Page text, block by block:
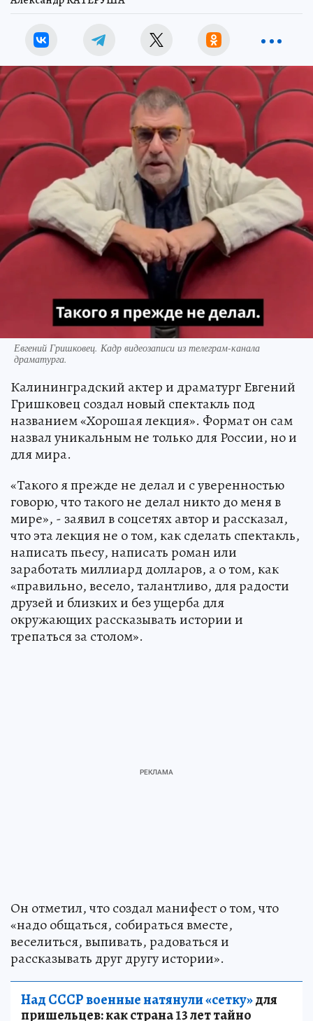
Евгений Гришковец. Кадр видеозаписи из телеграм-канала
драматурга.
Калининградский актер и драматург Евгений
Гришковец создал новый спектакль под
названием «Хорошая лекция». Формат он сам
назвал уникальным не только для России, но и
для мира.
«Такого я прежде не делал и с уверенностью
говорю, что такого не делал никто до меня в
мире», - заявил в соцсетях автор и рассказал,
что эта лекция не о том, как сделать спектакль,
написать пьесу, написать роман или
заработать миллиард долларов, а о том, как
«правильно, весело, талантливо, для радости
друзей и близких и без ущерба для
окружающих рассказывать истории и
трепаться за столом».
Он отметил, что создал манифест о том, что
«надо общаться, собираться вместе,
веселиться, выпивать, радоваться и
рассказывать друг другу истории».
Над СССР военные натянули «сетку»для
пришельцев: как страна 13 лет тайно